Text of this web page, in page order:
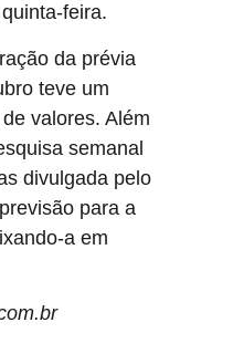
feira.
da prévia
teve um
valores. Além
semanal
divulgada pelo
para a
a em